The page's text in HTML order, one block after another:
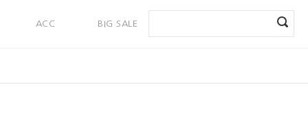
ACC BIG SALE